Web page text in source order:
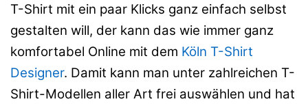
T-Shirt mit ein paar Klicks ganz einfach selbst
gestalten will, der kann das wie immer ganz
komfortabel Online mit dem Köln T-Shirt
Designer. Damit kann man unter zahlreichen T-
Shirt-Modellen aller Art frei auswählen und hat